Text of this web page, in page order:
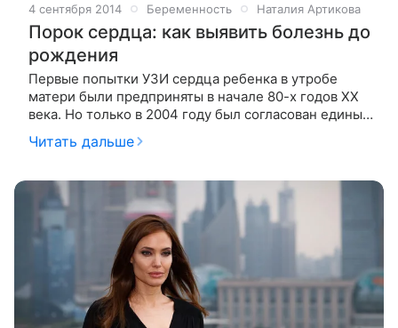
4 сентября 2014 Беременность Наталия Артикова
Порок сердца: как выявить болезнь до
рождения
Первые попытки УЗИ сердца ребенка в утробе
матери были предприняты в начале 80-х годов ХХ
века. Но только в 2004 году был согласован единый
того, в какой точке мира
Читать дальше